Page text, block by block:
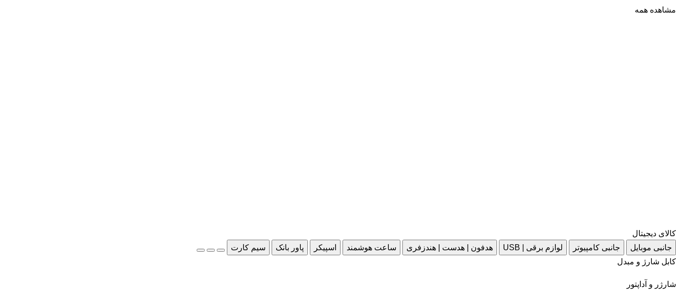
مشاهده همه
کالای دیجیتال
جانبی موبایل
جانبی کامپیوتر لوازم برقی | USB هدفون | هدست | هندزفری ساعت هوشمند اسپیکر پاور بانک
سیم کارت
کابل شارژ و مبدل
شارژر و آداپتور